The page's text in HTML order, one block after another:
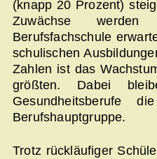
(knapp 20 Prozent)
Zuwächse
Berufsfachschule
schulischen
Zahlen ist das
größten. Dabei
Gesundheitsberufe
Berufshauptgruppe.
Trotz rückläufiger